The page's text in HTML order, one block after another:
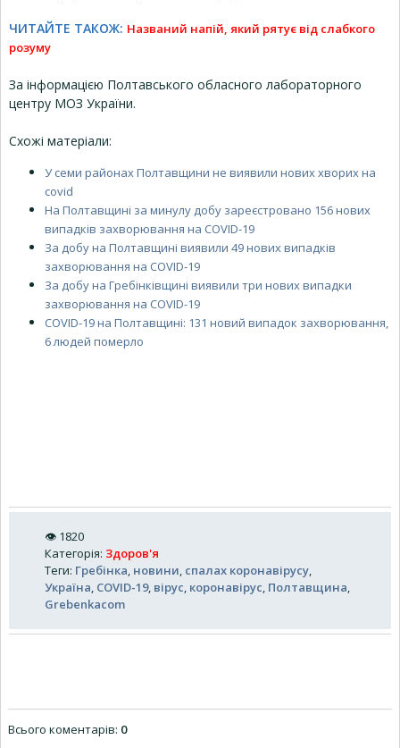
ЧИТАЙТЕ ТАКОЖ: Названий напій, який рятує від слабкого
розуму
За інформацією Полтавського обласного лабораторного
центру МОЗ України.
Схожі матеріали:
У семи районах Полтавщини не виявили нових хворих на
covid
На Полтавщині за минулу добу зареєстровано 156 нових
випадків захворювання на COVID-19
За добу на Полтавщині виявили 49 нових випадків
захворювання на COVID-19
За добу на Гребінківщині виявили три нових випадки
захворювання на COVID-19
COVID-19 на Полтавщині: 131 новий випадок захворювання,
6 людей померло
👁 1820
Категорія: Здоров'я
Теги: Гребінка новини спалах коронавірусу
Україна COVID-19, вірус коронавірус Полтавщина
Grebenkacom
Всього коментарів: 0